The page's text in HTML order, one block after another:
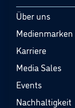
Über uns
Medienmarken
Karriere
Media Sales
Events
Nachhaltigkeit